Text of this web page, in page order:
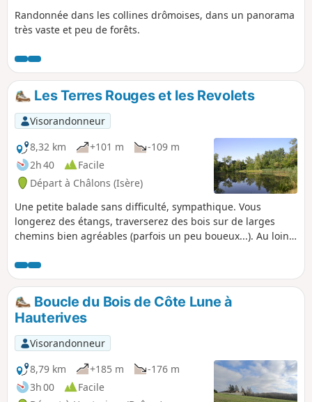
Randonnée dans les collines drômoises, dans un panorama
très vaste et peu de forêts.
Les Terres Rouges et les Revolets
Visorandonneur
8,32 km
+101 m
-109 m
2h 40
Facile
Départ à Châlons (Isère)
Une petite balade sans difficulté, sympathique. Vous
longerez des étangs, traverserez des bois sur de larges
chemins bien agréables (parfois un peu boueux...). Au loin,
cette balade !
Boucle du Bois de Côte Lune à
Hauterives
Visorandonneur
8,79 km
+185 m
-176 m
3h 00
Facile